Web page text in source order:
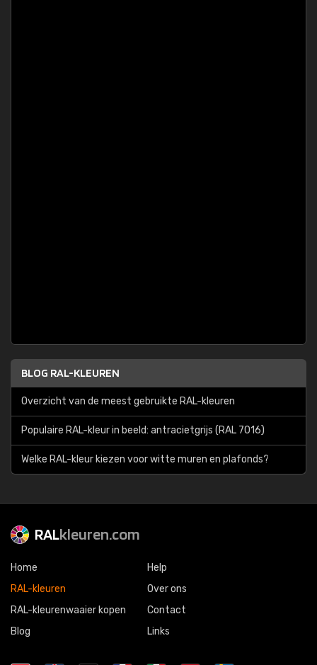
BLOG RAL-KLEUREN
Overzicht van de meest gebruikte RAL-kleuren
Populaire RAL-kleur in beeld: antracietgrijs (RAL 7016)
Welke RAL-kleur kiezen voor witte muren en plafonds?
RALkleuren.com
Home
RAL-kleuren
RAL-kleurenwaaier kopen
Blog
Help
Over ons
Contact
Links